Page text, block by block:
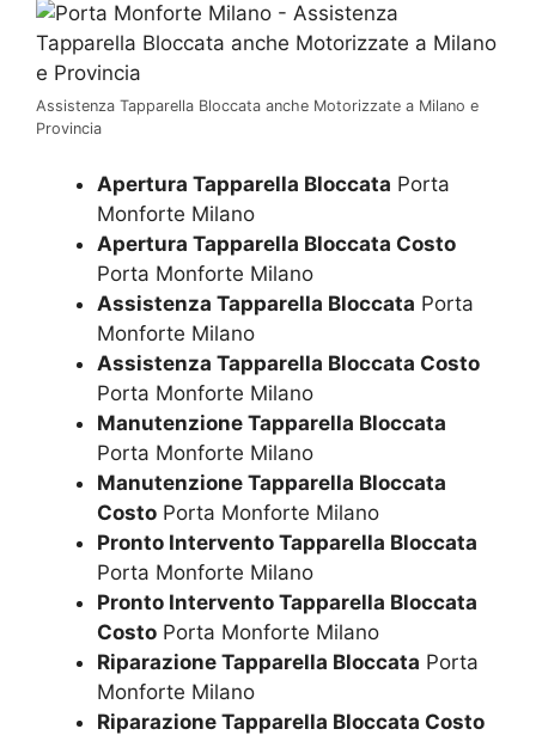
Assistenza Tapparella Bloccata anche Motorizzate a Milano e
Provincia
Apertura Tapparella Bloccata Porta
Monforte Milano
Apertura Tapparella Bloccata Costo
Porta Monforte Milano
Assistenza Tapparella Bloccata Porta
Monforte Milano
Assistenza Tapparella Bloccata Costo
Porta Monforte Milano
Manutenzione Tapparella Bloccata
Porta Monforte Milano
Manutenzione Tapparella Bloccata
Costo Porta Monforte Milano
Pronto Intervento Tapparella Bloccata
Porta Monforte Milano
Pronto Intervento Tapparella Bloccata
Costo Porta Monforte Milano
Riparazione Tapparella Bloccata Porta
Monforte Milano
Riparazione Tapparella Bloccata Costo